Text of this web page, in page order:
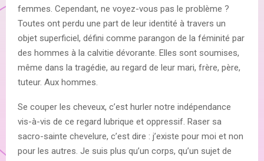
femmes. Cependant, ne voyez-vous pas le problème ?
Toutes ont perdu une part de leur identité à travers un
objet superficiel, défini comme parangon de la féminité par
des hommes à la calvitie dévorante. Elles sont soumises,
même dans la tragédie, au regard de leur mari, frère, père,
tuteur. Aux hommes.
Se couper les cheveux, c’est hurler notre indépendance
vis-à-vis de ce regard lubrique et oppressif. Raser sa
sacro-sainte chevelure, c’est dire : j’existe pour moi et non
pour les autres. Je suis plus qu’un corps, qu’un sujet de